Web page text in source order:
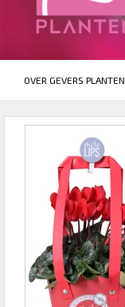
OVER GEVERS PLANTEN